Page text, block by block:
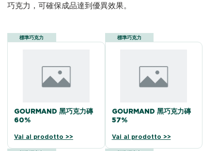
巧克力，可確保成品達到優異效果。
標準巧克力
GOURMAND 黑巧克力磚
60%
Vai al prodotto >>
標準巧克力
GOURMAND 黑巧克力磚
57%
Vai al prodotto >>